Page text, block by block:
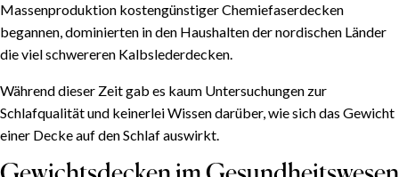
Massenproduktion kostengünstiger Chemiefaserdecken
begannen, dominierten in den Haushalten der nordischen Länder
die viel schwereren Kalbslederdecken.
Während dieser Zeit gab es kaum Untersuchungen zur
Schlafqualität und keinerlei Wissen darüber, wie sich das Gewicht
einer Decke auf den Schlaf auswirkt.
INHALTSVERZEICHNIS
Effekte der Gewichtsdecke